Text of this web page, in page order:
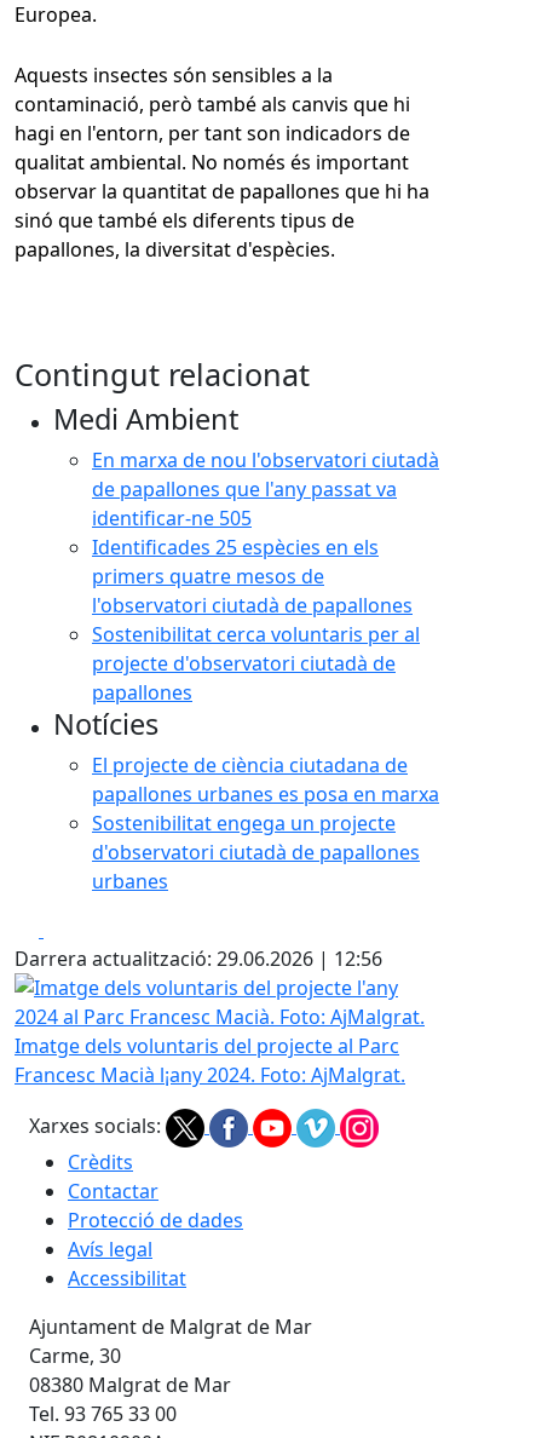
Europea.
Aquests insectes són sensibles a la
contaminació, però també als canvis que hi
hagi en l'entorn, per tant son indicadors de
qualitat ambiental. No només és important
observar la quantitat de papallones que hi ha
sinó que també els diferents tipus de
papallones, la diversitat d'espècies.
Contingut relacionat
Medi Ambient
En marxa de nou l'observatori ciutadà
de papallones que l'any passat va
identificar-ne 505
Identificades 25 espècies en els
primers quatre mesos de
l'observatori ciutadà de papallones
Sostenibilitat cerca voluntaris per al
projecte d'observatori ciutadà de
papallones
Notícies
El projecte de ciència ciutadana de
papallones urbanes es posa en marxa
Sostenibilitat engega un projecte
d'observatori ciutadà de papallones
urbanes
Darrera actualització: 29.06.2026 | 12:56
Imatge dels voluntaris del projecte l'any 2024 al Parc
Imatge dels voluntaris del projecte al Parc
Francesc Macià l¡any 2024. Foto: AjMalgrat.
Xarxes socials:
Crèdits
Contactar
Protecció de dades
Avís legal
Accessibilitat
Ajuntament de Malgrat de Mar
Carme, 30
08380 Malgrat de Mar
Tel. 93 765 33 00